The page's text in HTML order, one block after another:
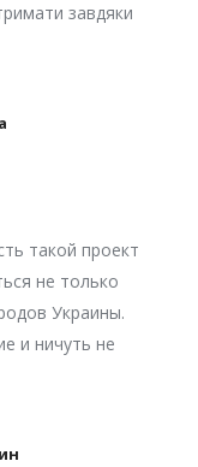
завдяки
такой проект
не только
Украины.
и ничуть не